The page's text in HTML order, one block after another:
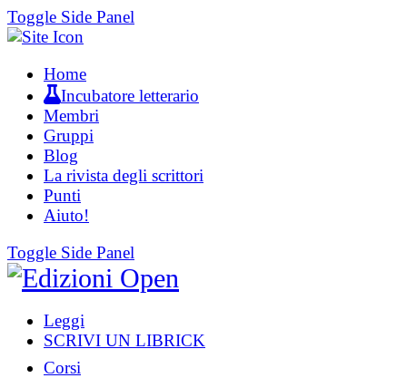
Toggle Side Panel
Home
Incubatore letterario
Membri
Gruppi
Blog
La rivista degli scrittori
Punti
Aiuto!
Toggle Side Panel
Leggi
SCRIVI UN LIBRICK
Corsi